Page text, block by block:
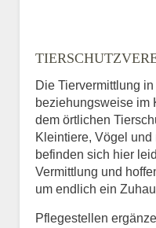
Die Tiervermittlung
beziehungsweise im
dem örtlichen
Kleintiere, Vögel
befinden sich hier
Vermittlung und
um endlich ein
Pflegestellen